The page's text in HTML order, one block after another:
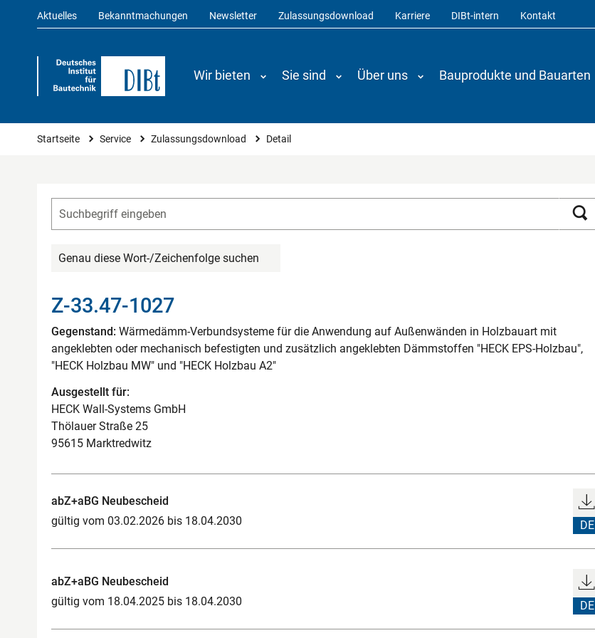
Aktuelles Bekanntmachungen Newsletter Zulassungsdownload Karriere DIBt-intern Kontakt
Wir bieten Sie sind Über uns Bauprodukte und Bauarten
Sie sind hier
Startseite Service Zulassungsdownload Detail
Genau diese Wort-/Zeichenfolge suchen
Z-33.47-1027
Gegenstand: Wärmedämm-Verbundsysteme für die Anwendung auf Außenwänden in Holzbauart mit
angeklebten oder mechanisch befestigten und zusätzlich angeklebten Dämmstoffen "HECK EPS-Holzbau",
"HECK Holzbau MW" und "HECK Holzbau A2"
Ausgestellt für:
HECK Wall-Systems GmbH
Thölauer Straße 25
95615 Marktredwitz
abZ+aBG Neubescheid
gültig vom 03.02.2026 bis 18.04.2030
DE
abZ+aBG Neubescheid
gültig vom 18.04.2025 bis 18.04.2030
DE